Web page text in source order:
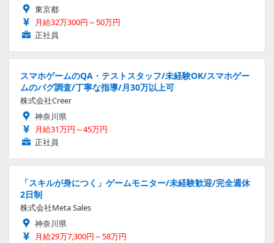
東京都
月給32万300円～50万円
正社員
スマホゲームのQA・テストスタッフ/未経験OK/スマホゲー
ムのバグ調査/丁寧な指導/月30万以上可
株式会社Creer
神奈川県
月給31万円～45万円
正社員
「スキルが身につく」ゲームモニター/未経験歓迎/完全週休
2日制
株式会社Meta Sales
神奈川県
月給29万7,300円～58万円